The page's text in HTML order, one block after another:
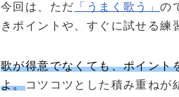
今回は、ただ 「うまく歌う」の
きポイントや、すぐに試せる練
歌が得意でなくても、ポイント
よ。コツコツとした積み重ねが